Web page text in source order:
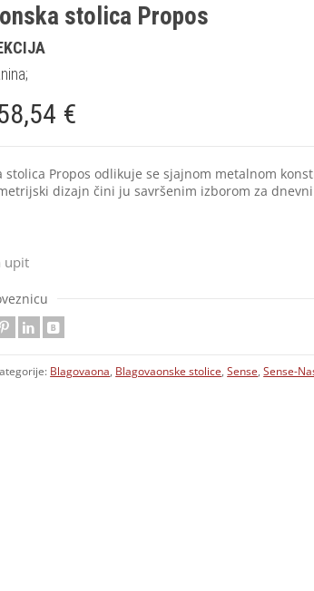
stolica Propos
€
stolica Propos odlikuje se sjajnom metalnom
dizajn čini ju savršenim izborom za
upit
Blagovaona Blagovaonske stolice ,Sense ,Sense-